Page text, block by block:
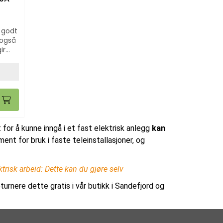
å kunne inngå i et fast elektrisk anlegg kan
for bruk i faste teleinstallasjoner, og
arbeid: Dette kan du gjøre selv
dette gratis i vår butikk i Sandefjord og